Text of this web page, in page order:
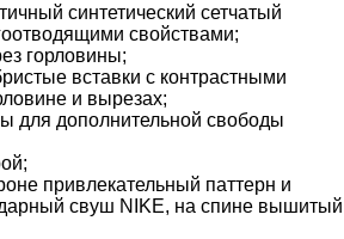
синтетический сетчатый
свойствами;
горловины;
вставки с контрастными
и вырезах;
для дополнительной свободы
привлекательный паттерн и
свуш NIKE, на спине вышитый